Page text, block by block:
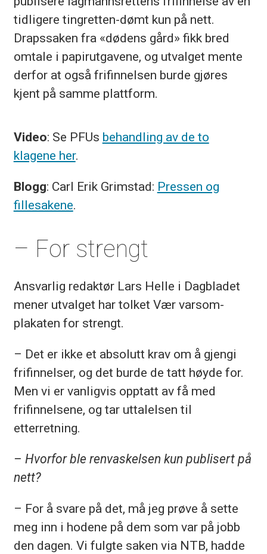
tidligere tingretten-dømt kun på nett.
Drapssaken fra «dødens gård» fikk bred
omtale i papirutgavene, og utvalget mente
derfor at også frifinnelsen burde gjøres
kjent på samme plattform.
Video: Se PFUs behandling av de to
klagene her.
Blogg: Carl Erik Grimstad: Pressen og
fillesakene.
– For strengt
Ansvarlig redaktør Lars Helle i Dagbladet
mener utvalget har tolket Vær varsom-
plakaten for strengt.
– Det er ikke et absolutt krav om å gjengi
frifinnelser, og det burde de tatt høyde for.
Men vi er vanligvis opptatt av få med
frifinnelsene, og tar uttalelsen til
etterretning.
– Hvorfor ble renvaskelsen kun publisert på
nett?
– For å svare på det, må jeg prøve å sette
meg inn i hodene på dem som var på jobb
den dagen. Vi fulgte saken via NTB, hadde